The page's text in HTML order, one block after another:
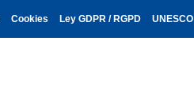
Cookies Ley GDPR / RGPD UNESCO